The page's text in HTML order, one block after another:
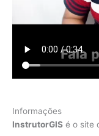
Informações
InstrutorGIS é o site